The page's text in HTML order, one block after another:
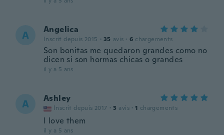
A Angelica
Inscrit depuis 2015 · 35 avis · 6 chargements
Son bonitas me quedaron grandes como no
dicen si son hormas chicas o grandes
il y a 5 ans
A Ashley
Inscrit depuis 2017 · 3 avis · 1 chargements
I love them
il y a 5 ans